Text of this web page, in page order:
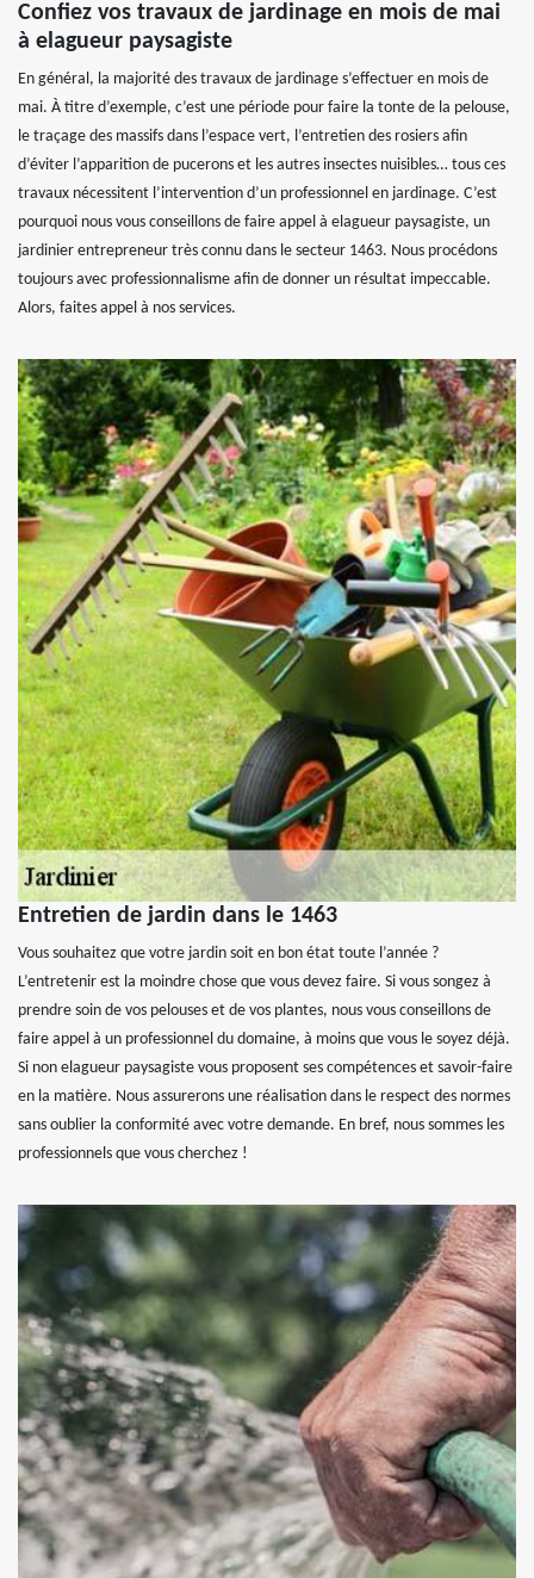
Confiez vos travaux de jardinage en mois de mai
à elagueur paysagiste
En général, la majorité des travaux de jardinage s’effectuer en mois de
mai. À titre d’exemple, c’est une période pour faire la tonte de la pelouse,
le traçage des massifs dans l’espace vert, l’entretien des rosiers afin
d’éviter l’apparition de pucerons et les autres insectes nuisibles… tous ces
travaux nécessitent l’intervention d’un professionnel en jardinage. C’est
pourquoi nous vous conseillons de faire appel à elagueur paysagiste, un
jardinier entrepreneur très connu dans le secteur 1463. Nous procédons
toujours avec professionnalisme afin de donner un résultat impeccable.
Alors, faites appel à nos services.
Entretien de jardin dans le 1463
Vous souhaitez que votre jardin soit en bon état toute l’année ?
L’entretenir est la moindre chose que vous devez faire. Si vous songez à
prendre soin de vos pelouses et de vos plantes, nous vous conseillons de
faire appel à un professionnel du domaine, à moins que vous le soyez déjà.
Si non elagueur paysagiste vous proposent ses compétences et savoir-faire
en la matière. Nous assurerons une réalisation dans le respect des normes
sans oublier la conformité avec votre demande. En bref, nous sommes les
professionnels que vous cherchez !